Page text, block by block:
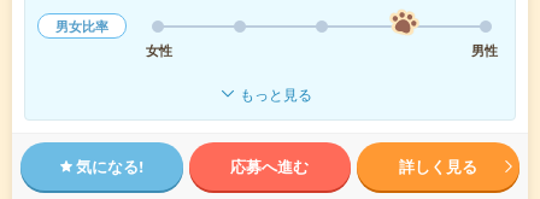
男女比率
女性
男性
もっと見る
気になる! 応募へ進む 詳しく見る